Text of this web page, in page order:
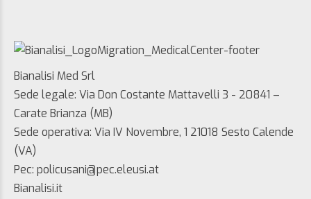
Bianalisi Med Srl
Sede legale: Via Don Costante Mattavelli 3 - 20841 –
Carate Brianza (MB)
Sede operativa: Via IV Novembre, 1 21018 Sesto Calende
(VA)
Pec: policusani@pec.eleusi.at
Bianalisi.it